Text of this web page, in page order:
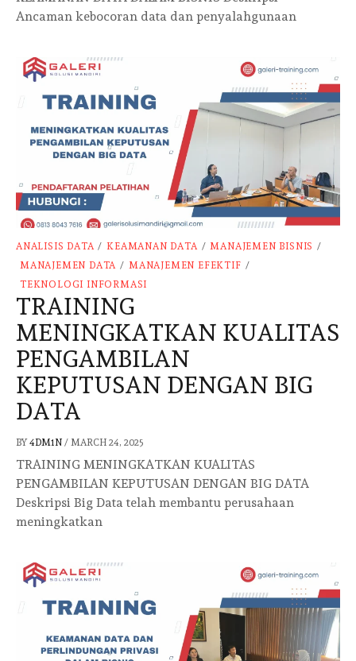
Ancaman kebocoran data dan penyalahgunaan
ANALISIS DATA / KEAMANAN DATA / MANAJEMEN BISNIS /
MANAJEMEN DATA / MANAJEMEN EFEKTIF /
TEKNOLOGI INFORMASI
TRAINING
MENINGKATKAN KUALITAS
PENGAMBILAN
KEPUTUSAN DENGAN BIG
DATA
BY 4DM1N / MARCH 24, 2025
TRAINING MENINGKATKAN KUALITAS
PENGAMBILAN KEPUTUSAN DENGAN BIG DATA
Deskripsi Big Data telah membantu perusahaan
meningkatkan